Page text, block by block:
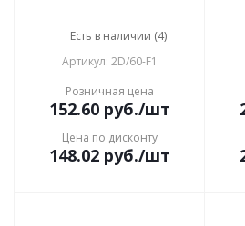
Есть в наличии (4)
Артикул: 2D/60-F1
Розничная цена
152.60руб./шт
Цена по дисконту
148.02руб./шт